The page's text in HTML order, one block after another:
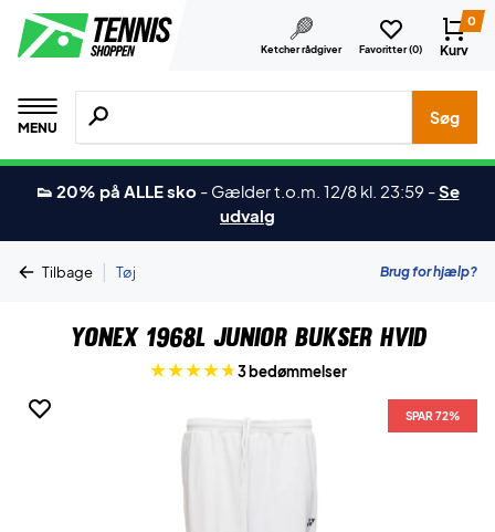
Ketcher rådgiver Favoritter (0)
0
Kurv
MENU
Søg efter produkter, mærker etc.
Søg
👟 20% på ALLE sko - Gælder t.o.m. 12/8 kl. 23:59 -Se
udvalg
Tilbage | Tøj Brug for hjælp?
Yonex 1968L Junior Bukser Hvid
3 bedømmelser
SPAR 72%